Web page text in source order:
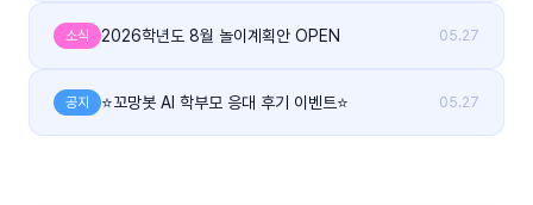
소식 2026학년도 8월 놀이계획안 OPEN 05.27
공지 ⭐꼬망봇 AI 학부모 응대 후기 이벤트⭐ 05.27